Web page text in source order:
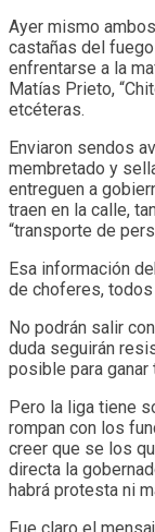
Ayer mismo
castañas del
enfrentarse a la
Matías Prieto,
etcéteras.
Enviaron sendos
membretado y
entreguen a
traen en la calle,
“transporte de
Esa información
de choferes,
No podrán salir
duda seguirán
posible para
Pero la liga tiene
rompan con los
creer que se los
directa la
habrá protesta ni